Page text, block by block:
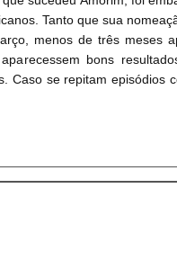
Tanto que sua
menos de três meses
bons
Caso se repitam episódios